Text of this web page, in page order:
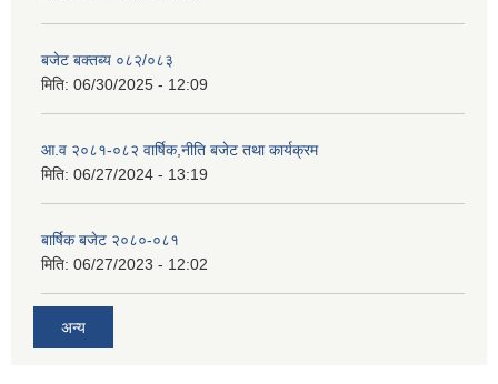
बजेट बक्तब्य ०८२/०८३
मिति: 06/30/2025 - 12:09
आ.व २०८१-०८२ वार्षिक,नीति बजेट तथा कार्यक्रम
मिति: 06/27/2024 - 13:19
बार्षिक बजेट २०८०-०८१
मिति: 06/27/2023 - 12:02
अन्य